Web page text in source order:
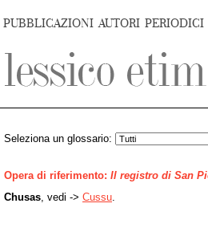
PUBBLICAZIONI AUTORI PERIODICI
Seleziona un glossario:
Opera di riferimento: Il registro di San
Chusas , vedi -> Cussu